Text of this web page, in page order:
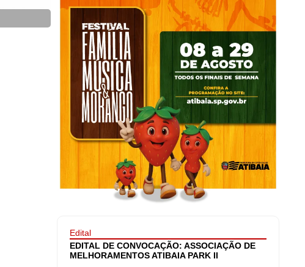
Edital
EDITAL DE CONVOCAÇÃO: ASSOCIAÇÃO DE
MELHORAMENTOS ATIBAIA PARK II